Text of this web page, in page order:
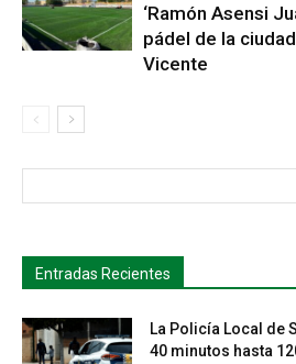
‘Ramón Asensi
pádel de la
Vicente
Entradas Recientes
La Policía Local de
40 minutos hasta